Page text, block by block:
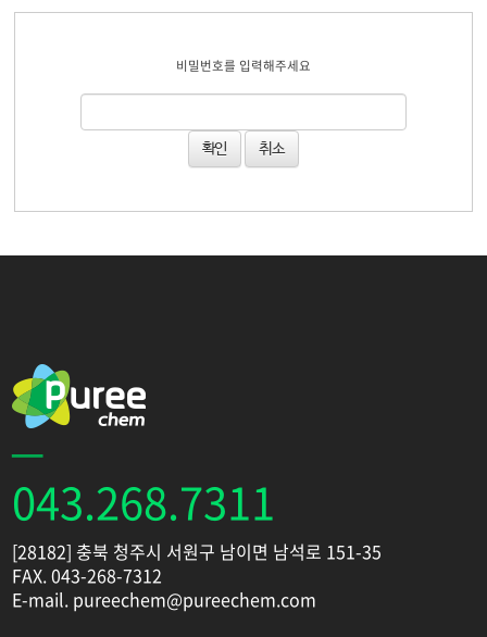
공지사항
문의하기
비밀번호를 입력해주세요
취소
043.268.7311
[28182] 충북 청주시 서원구 남이면 남석로 151-35
FAX. 043-268-7312
E-mail. pureechem@pureechem.com